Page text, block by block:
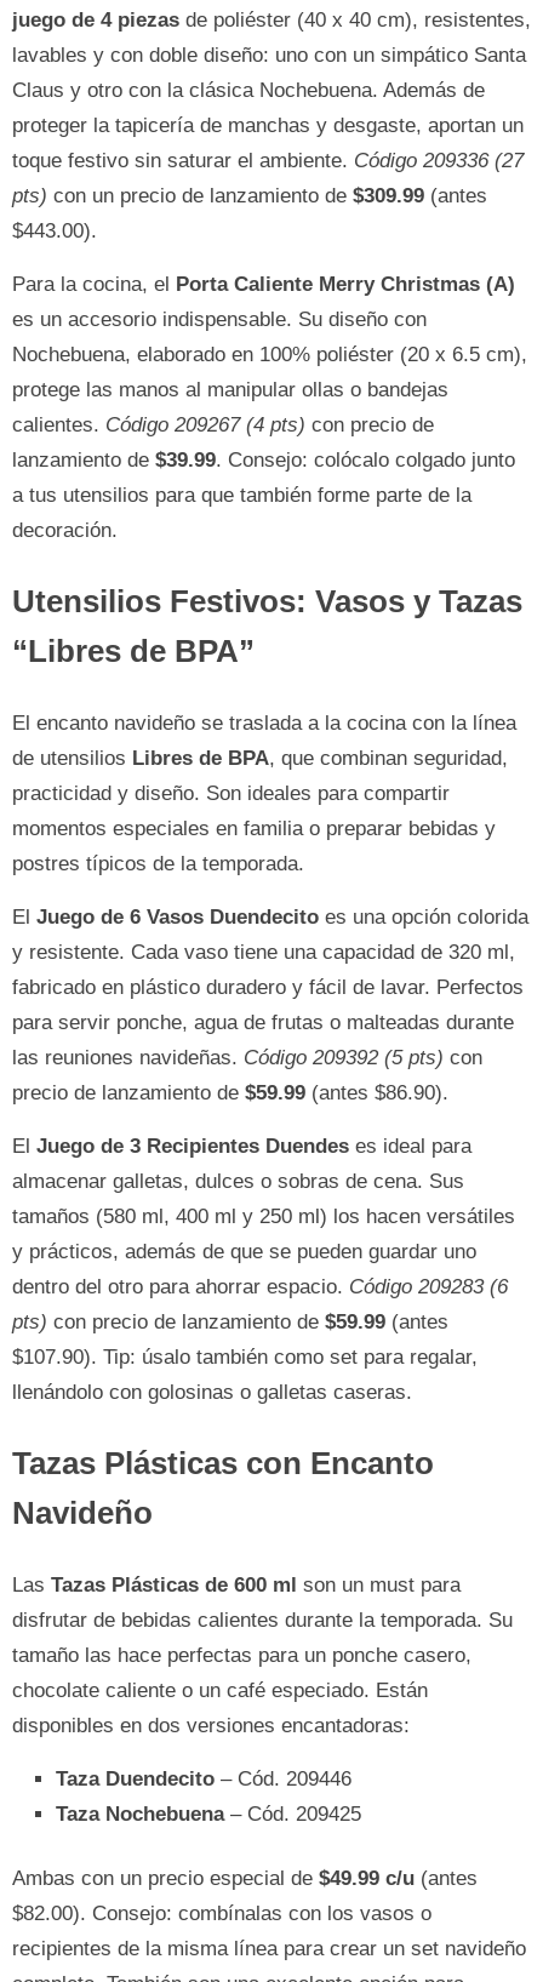
juego de 4 piezas de poliéster (40 x 40 cm), resistentes,
lavables y con doble diseño: uno con un simpático Santa
Claus y otro con la clásica Nochebuena. Además de
proteger la tapicería de manchas y desgaste, aportan un
toque festivo sin saturar el ambiente. Código 209336 (27
pts) con un precio de lanzamiento de $309.99 (antes
$443.00).
Para la cocina, el Porta Caliente Merry Christmas (A)
es un accesorio indispensable. Su diseño con
Nochebuena, elaborado en 100% poliéster (20 x 6.5 cm),
protege las manos al manipular ollas o bandejas
calientes. Código 209267 (4 pts) con precio de
lanzamiento de $39.99. Consejo: colócalo colgado junto
a tus utensilios para que también forme parte de la
decoración.
Utensilios Festivos: Vasos y Tazas
“Libres de BPA”
El encanto navideño se traslada a la cocina con la línea
de utensilios Libres de BPA, que combinan seguridad,
practicidad y diseño. Son ideales para compartir
momentos especiales en familia o preparar bebidas y
postres típicos de la temporada.
El Juego de 6 Vasos Duendecito es una opción colorida
y resistente. Cada vaso tiene una capacidad de 320 ml,
fabricado en plástico duradero y fácil de lavar. Perfectos
para servir ponche, agua de frutas o malteadas durante
las reuniones navideñas. Código 209392 (5 pts) con
precio de lanzamiento de $59.99 (antes $86.90).
El Juego de 3 Recipientes Duendes es ideal para
almacenar galletas, dulces o sobras de cena. Sus
tamaños (580 ml, 400 ml y 250 ml) los hacen versátiles
y prácticos, además de que se pueden guardar uno
dentro del otro para ahorrar espacio. Código 209283 (6
pts) con precio de lanzamiento de $59.99 (antes
$107.90). Tip: úsalo también como set para regalar,
llenándolo con golosinas o galletas caseras.
Tazas Plásticas con Encanto
Navideño
Las Tazas Plásticas de 600 ml son un must para
disfrutar de bebidas calientes durante la temporada. Su
tamaño las hace perfectas para un ponche casero,
chocolate caliente o un café especiado. Están
disponibles en dos versiones encantadoras:
Taza Duendecito – Cód. 209446
Taza Nochebuena– Cód. 209425
Ambas con un precio especial de $49.99 c/u (antes
$82.00). Consejo: combínalas con los vasos o
recipientes de la misma línea para crear un set navideño